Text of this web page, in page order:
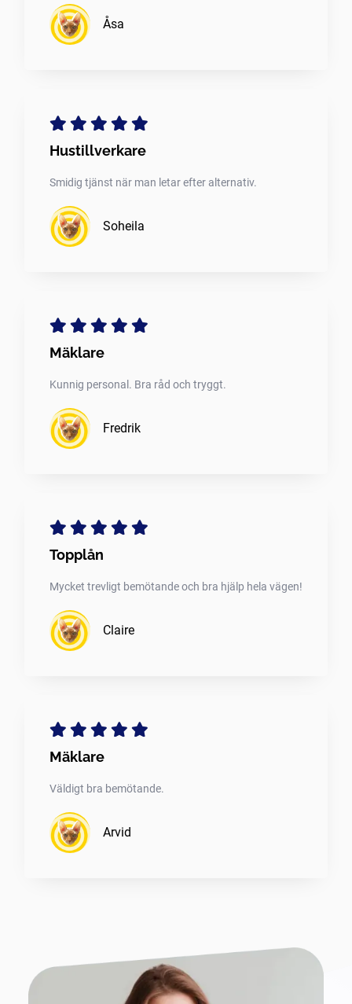
Åsa
Hustillverkare
Smidig tjänst när man letar efter alternativ.
Soheila
Mäklare
Kunnig personal. Bra råd och tryggt.
Fredrik
Topplån
Mycket trevligt bemötande och bra hjälp hela vägen!
Claire
Mäklare
Väldigt bra bemötande.
Arvid